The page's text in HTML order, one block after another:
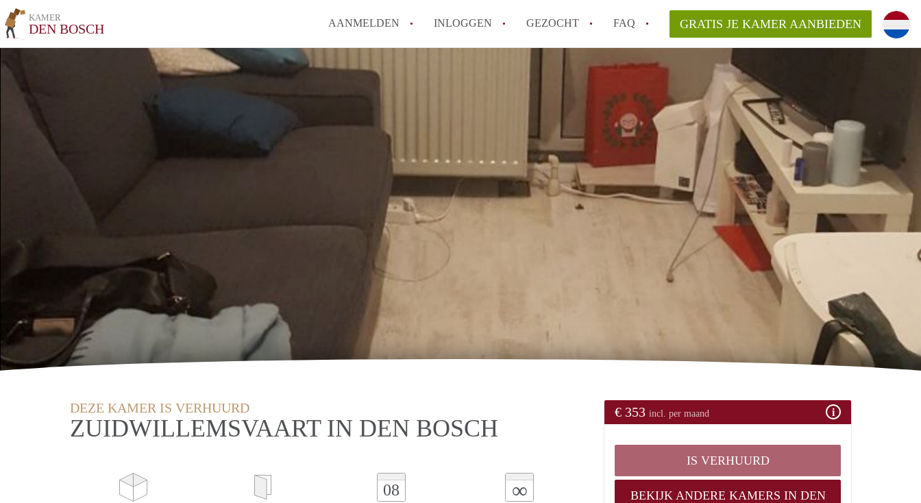
KAMER
DEN BOSCH AANMELDEN INLOGGEN GEZOCHT FAQ
Berekent KamerDenBosch makelaarsvergoeding/bemiddelingsvergoeding?
Wat is de privacyverklaring van KamerDenBosch?
Is KamerDenBosch verantwoordelijk voor de aangeboden Kamer / Kamers
in Den Bosch?
Alle veelgestelde vragen
GRATIS JE KAMER AANBIEDEN
DEZE KAMER IS VERHUURD
ZUIDWILLEMSVAART IN DEN BOSCH
08 ∞
€ 353 incl. per maand
IS VERHUURD
BEKIJK ANDERE KAMERS IN DEN